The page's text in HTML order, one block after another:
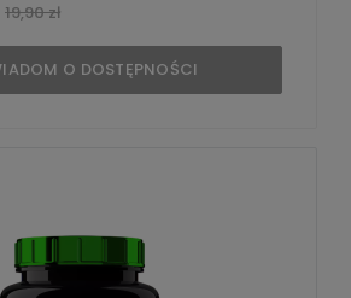
19,90 zł
O DOSTĘPNOŚCI